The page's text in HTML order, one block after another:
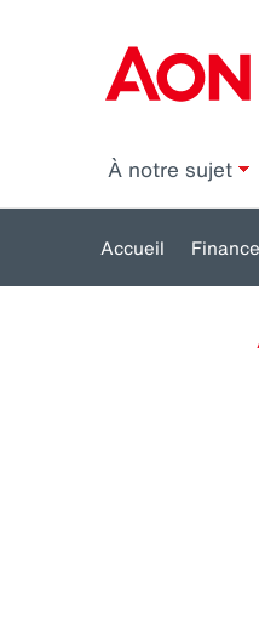
À notre sujet
Accueil